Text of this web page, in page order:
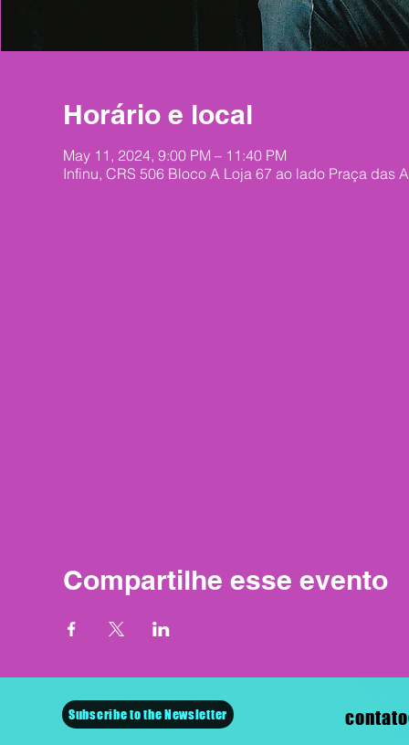
Horário e local
May 11, 2024, 9:00 PM – 11:40 PM
Infinu, CRS 506 Bloco A Loja 67 ao lado Praça das
Compartilhe esse evento
Subscribe to the Newsletter